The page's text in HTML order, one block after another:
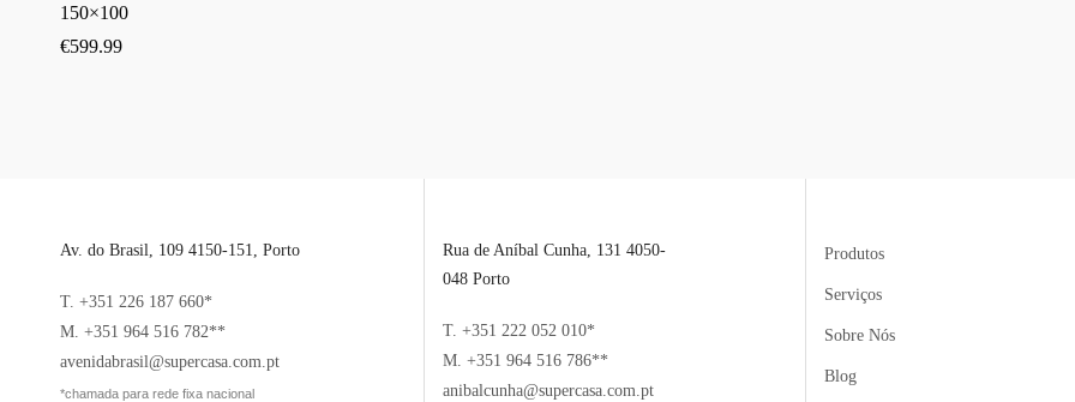
150×100
€599.99
Av. do Brasil, 109 4150-151, Porto
T. +351 226 187 660*
M. +351 964 516 782**
avenidabrasil@supercasa.com.pt
*chamada para rede fixa nacional
Rua de Aníbal Cunha, 131 4050-
048 Porto
T. +351 222 052 010*
M. +351 964 516 786**
anibalcunha@supercasa.com.pt
Produtos
Serviços
Sobre Nós
Blog